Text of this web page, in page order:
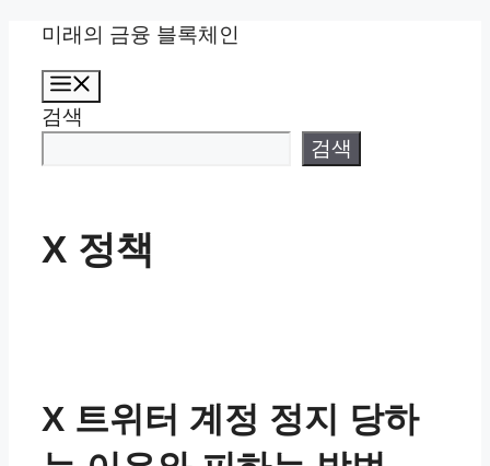
미래의 금융 블록체인
검색
검색
X 정책
X 트위터 계정 정지 당하